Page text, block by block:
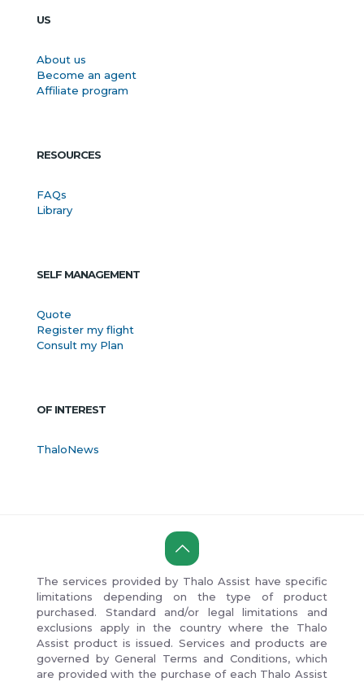
US
About us
Become an agent
Affiliate program
RESOURCES
FAQs
Library
SELF MANAGEMENT
Quote
Register my flight
Consult my Plan
OF INTEREST
ThaloNews
The services provided by Thalo Assist have specific
limitations depending on the type of product
purchased. Standard and/or legal limitations and
exclusions apply in the country where the Thalo
Assist product is issued. Services and products are
governed by General Terms and Conditions, which
are provided with the purchase of each Thalo Assist